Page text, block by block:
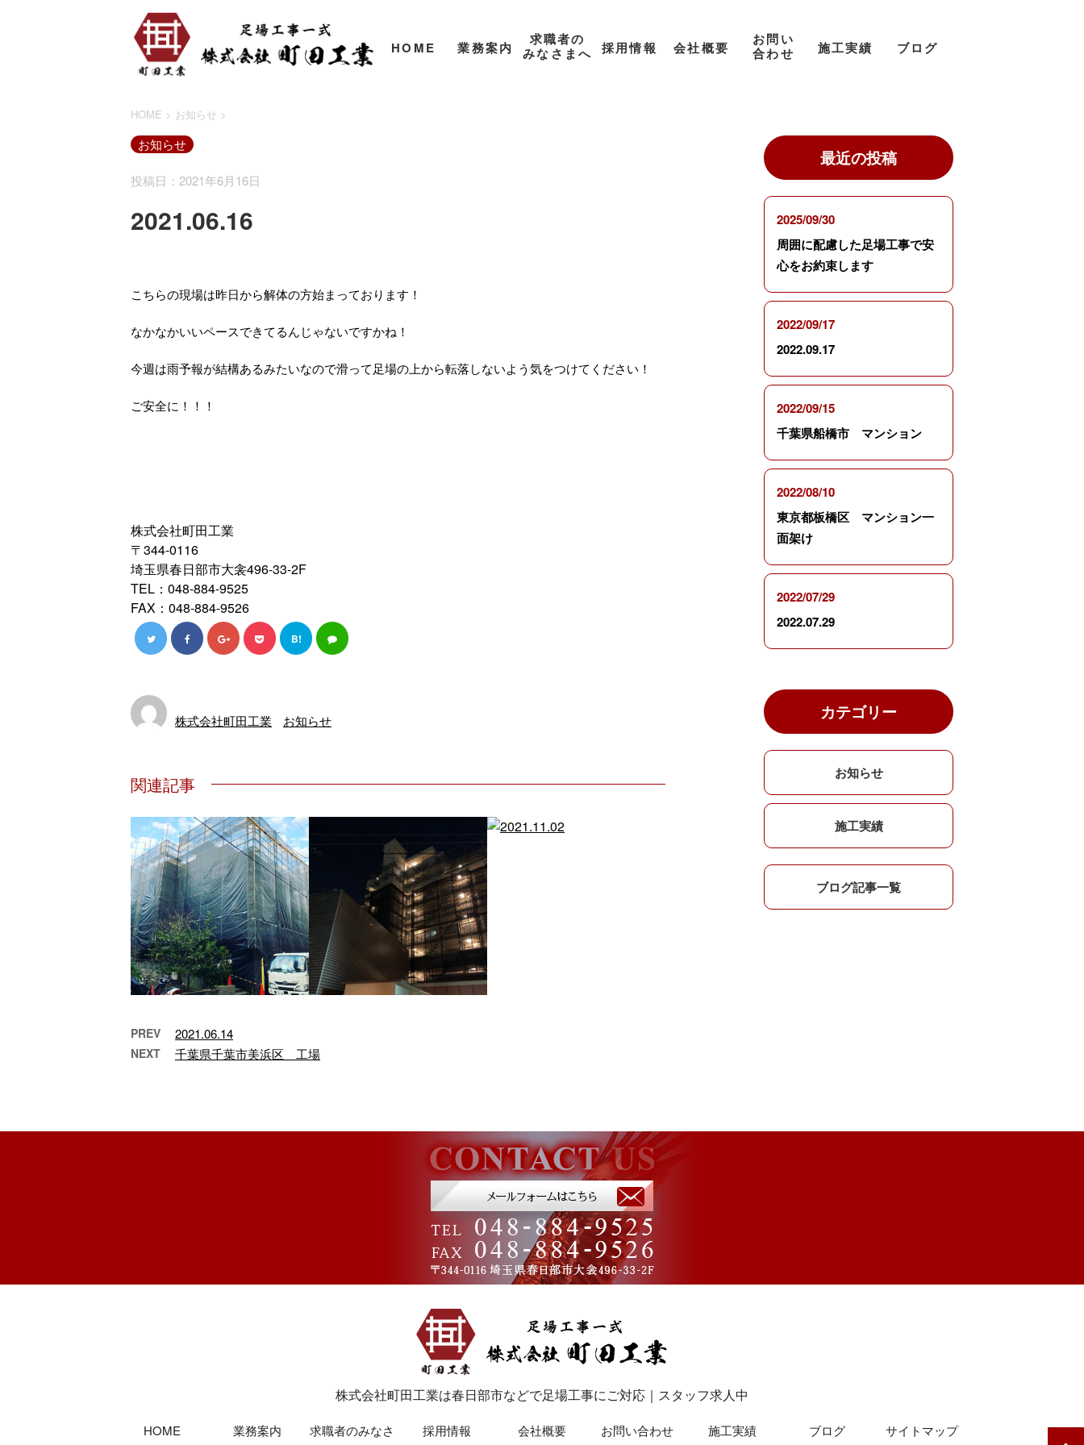
HOME 業務案内
求職者の
みなさまへ 採用情報 会社概要
お問い
合わせ
施工実績 ブログ
HOME > お知らせ >
お知らせ
投稿日：2021年6月16日
2021.06.16
こちらの現場は昨日から解体の方始まっております！
なかなかいいペースできてるんじゃないですかね！
今週は雨予報が結構あるみたいなので滑って足場の上から転落しないよう気をつけてください！
ご安全に！！！
株式会社町田工業
〒344-0116
埼玉県春日部市大衾496-33-2F
TEL：048-884-9525
FAX：048-884-9526
B!
株式会社町田工業 お知らせ
関連記事
休みの日ですね。 しっ
があるって本当に あり
がたい事だなと思いま
す。 素敵な …
棟目も頑張りましょ！
…
PREV 2021.06.14
NEXT 千葉県千葉市美浜区 工場
最近の投稿
2025/09/30
周囲に配慮した足場工事で安
心をお約束します
2022/09/17
2022.09.17
2022/09/15
千葉県船橋市 マンション
2022/08/10
東京都板橋区 マンション一
面架け
2022/07/29
2022.07.29
カテゴリー
お知らせ
施工実績
ブログ記事一覧
株式会社町田工業は春日部市などで足場工事にご対応｜スタッフ求人中
HOME 業務案内 求職者のみなさ 採用情報 会社概要 お問い合わせ 施工実績 ブログ サイトマップ